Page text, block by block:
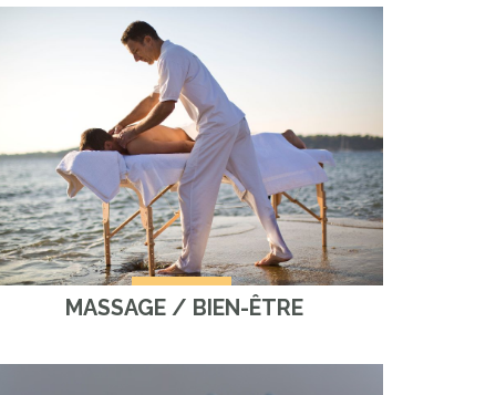
MASSAGE / BIEN-ÊTRE